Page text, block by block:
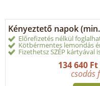
Kényeztető napok
Előrefizetés nélkül
Kötbérmentes lemondás
Fizethetsz SZÉP kártyával
134 640
csodás